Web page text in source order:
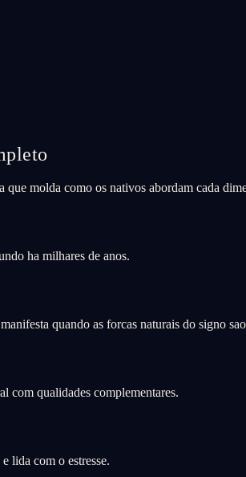
molda como os nativos abordam cada
ha milhares de anos.
quando as forcas naturais do signo
com qualidades complementares.
lida com o estresse.